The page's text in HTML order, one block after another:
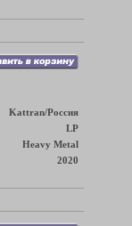
Kattran/Россия
LP
Heavy Metal
2020